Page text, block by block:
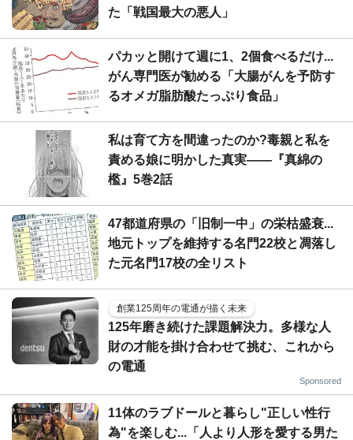
た「戦国最大の悪人」
パカッと開けて週に1、2個食べるだけ...
がん専門医が勧める「大腸がんを予防す
るオメガ脂肪酸たっぷり食品」
私は育て方を間違ったのか?毒親と私を
責める娘に明かした真実――『真綿の
檻』5巻2話
47都道府県の「旧制一中」の栄枯盛衰...
地元トップを維持する名門22校と凋落し
た元名門17校の全リスト
創業125周年の電通が描く未来
125年磨き続けた課題解決力。多様な人
財の才能を掛け合わせて挑む、これから
の電通
Sponsored
11体のラブドールと暮らし"正しい性行
為"を楽しむ...「人より人形を愛する男た